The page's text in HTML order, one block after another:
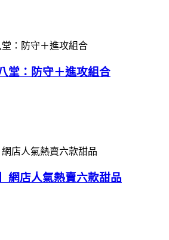
堂：防守＋進攻組合
網店人氣熱賣六款甜品